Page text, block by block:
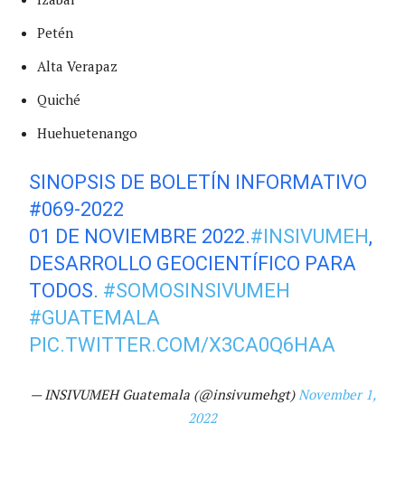
Petén
Alta Verapaz
Quiché
Huehuetenango
SINOPSIS DE BOLETÍN INFORMATIVO
#069-2022
01 DE NOVIEMBRE 2022.#INSIVUMEH,
DESARROLLO GEOCIENTÍFICO PARA
TODOS. #SOMOSINSIVUMEH
#GUATEMALA
PIC.TWITTER.COM/X3CA0Q6HAA
— INSIVUMEH Guatemala (@insivumehgt) November 1,
2022